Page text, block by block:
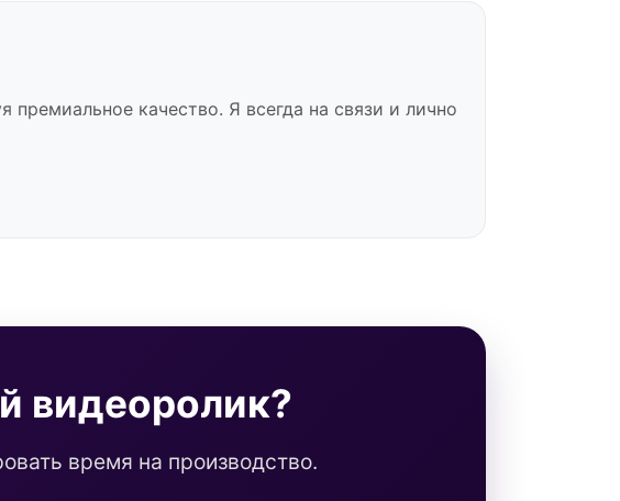
премиальное качество. Я всегда на связи и лично
видеоролик?
время на производство.